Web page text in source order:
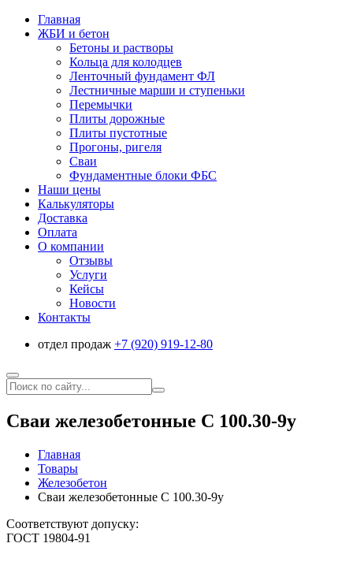
Главная
ЖБИ и бетон
Бетоны и растворы
Кольца для колодцев
Ленточный фундамент ФЛ
Лестничные марши и ступеньки
Перемычки
Плиты дорожные
Плиты пустотные
Прогоны, ригеля
Сваи
Фундаментные блоки ФБС
Наши цены
Калькуляторы
Доставка
Оплата
О компании
Отзывы
Услуги
Кейсы
Новости
Контакты
отдел продаж +7 (920) 919-12-80
Сваи железобетонные С 100.30-9у
Главная
Товары
Железобетон
Сваи железобетонные С 100.30-9у
Соответствуют допуску:
ГОСТ 19804-91